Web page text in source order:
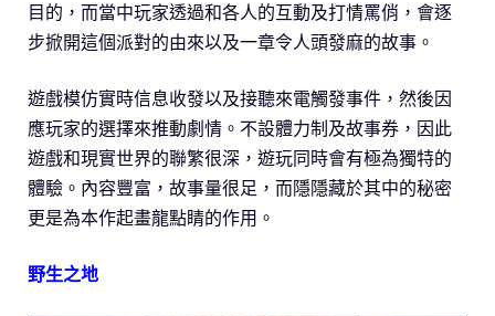
目的，而當中玩家透過和各人的互動及打情罵俏，會逐
步掀開這個派對的由來以及一章令人頭發麻的故事。
遊戲模仿實時信息收發以及接聽來電觸發事件，然後因
應玩家的選擇來推動劇情。不設體力制及故事券，因此
遊戲和現實世界的聯繁很深，遊玩同時會有極為獨特的
體驗。內容豐富，故事量很足，而隱隱藏於其中的秘密
更是為本作起畫龍點睛的作用。
野生之地